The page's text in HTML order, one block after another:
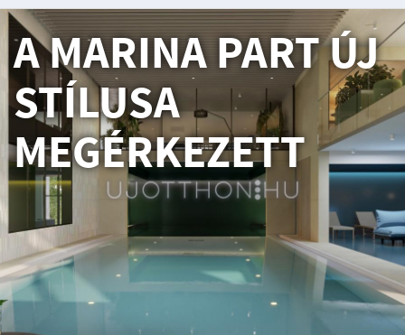
A MARINA PART ÚJ
STÍLUSA
MEGÉRKEZETT